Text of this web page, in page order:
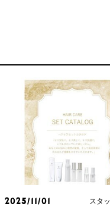
2025/11/01 スタ